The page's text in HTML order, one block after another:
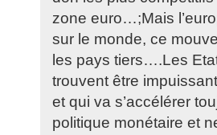
zone euro…;Mais
sur le monde, ce
les pays tiers….Les
trouvent être
et qui va s’accélérer
politique monétaire et